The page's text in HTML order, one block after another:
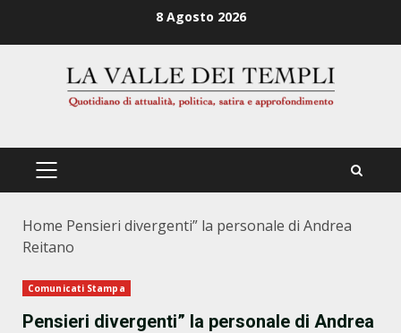
8 Agosto 2026
PRIMÄRES
Home Pensieri divergenti” la personale di Andrea
Reitano
Comunicati Stampa
Pensieri divergenti” la personale di Andrea